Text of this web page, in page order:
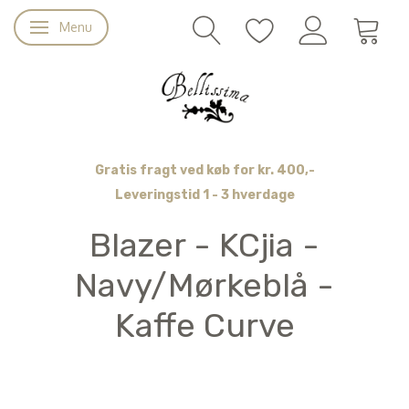
Skifte navigation
Menu
Gratis fragt ved køb for kr. 400,-
Leveringstid 1 - 3 hverdage
Blazer - KCjia -
Navy/Mørkeblå -
Kaffe Curve